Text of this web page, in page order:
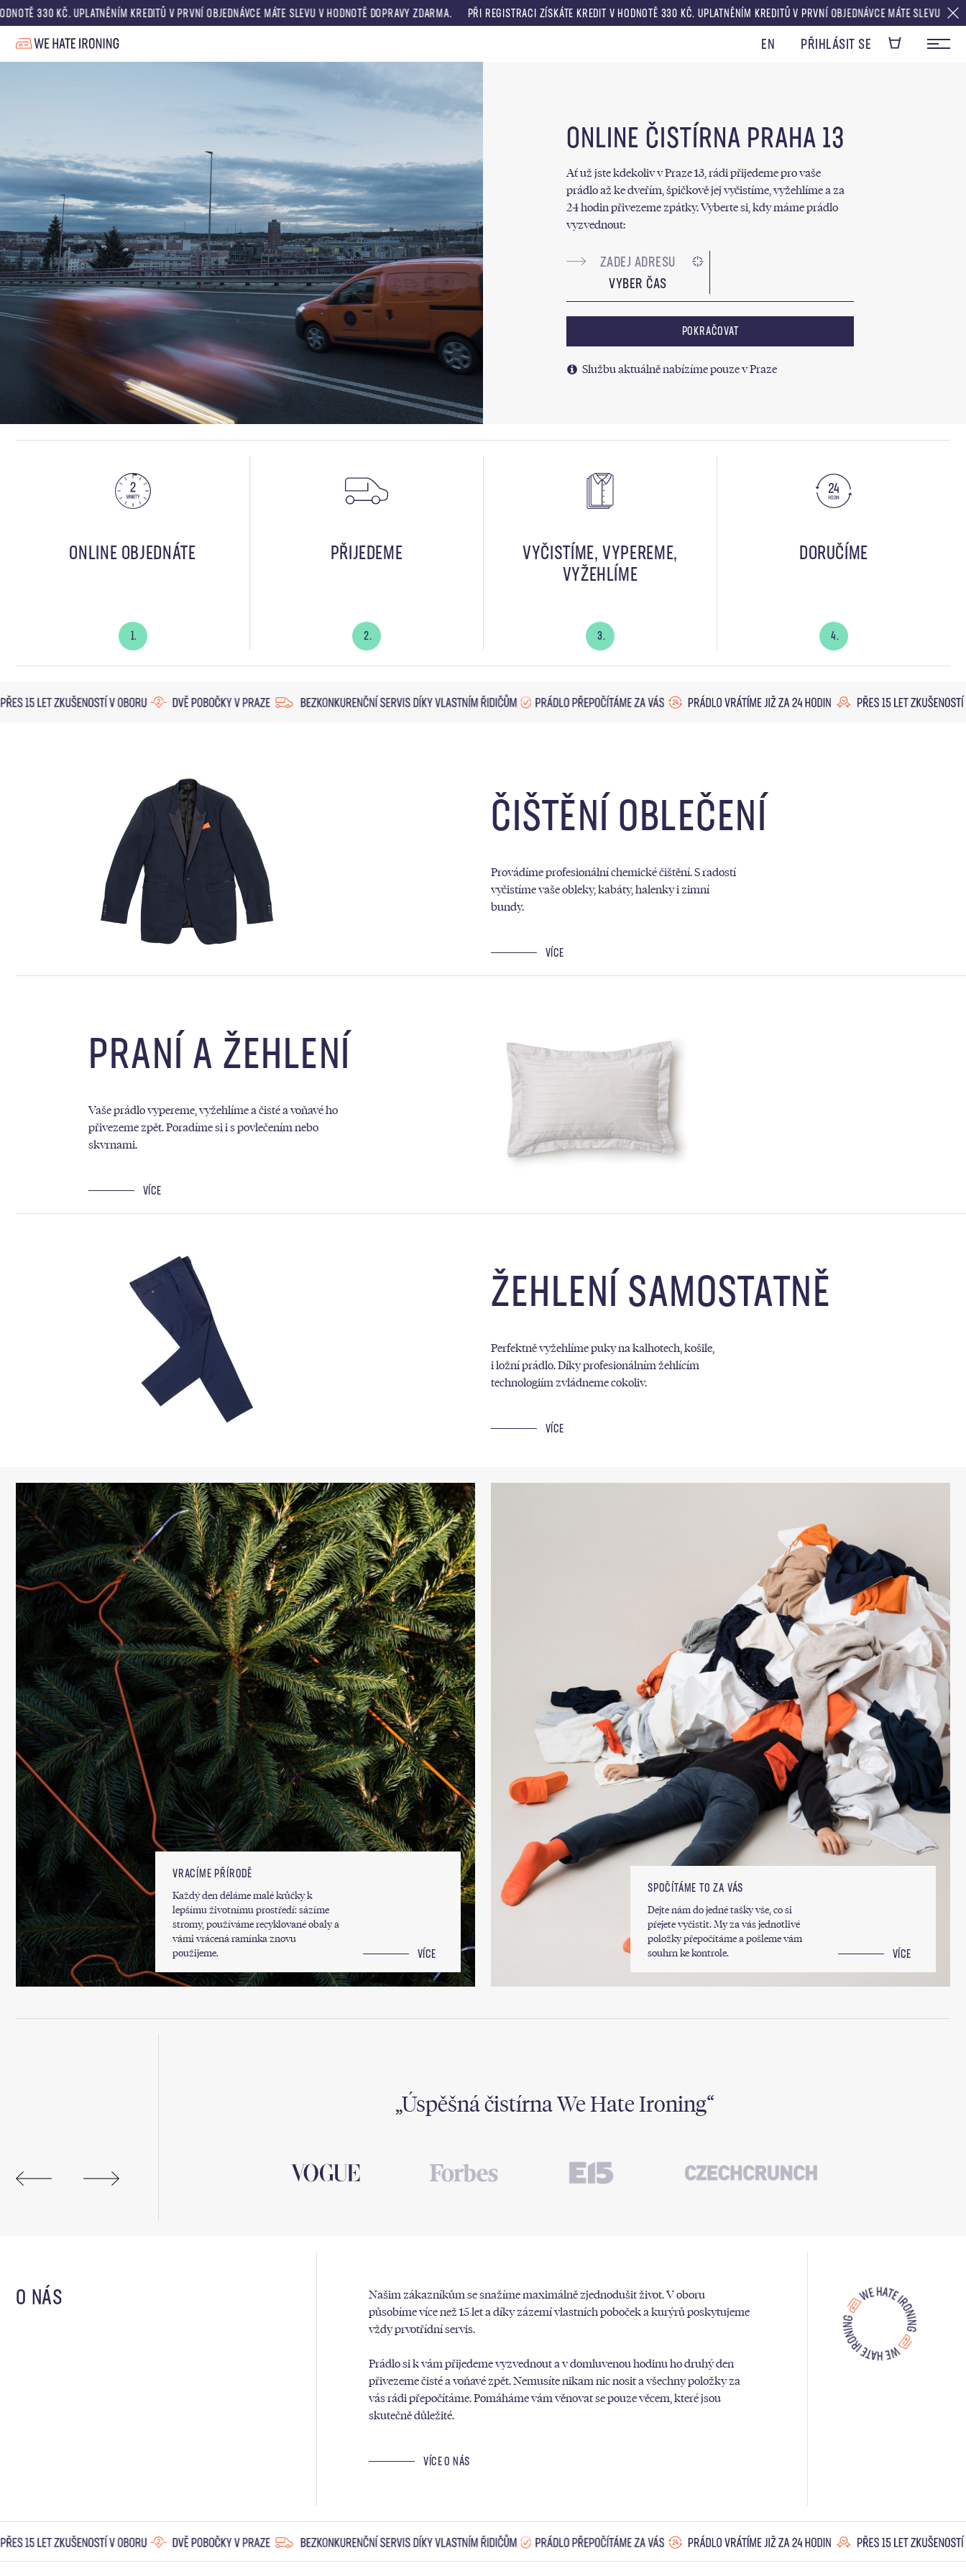
UPLATNĚNÍM KREDITŮ V PRVNÍ OBJEDNÁVCE MÁTE SLEVU V HODNOTĚ DOPRAVY ZDARMA. PŘI REGISTRACI ZÍSKÁTE KREDIT V HODNOTĚ 330 KČ. UPLATNĚNÍM KREDITŮ V PRVNÍ OBJEDNÁVCE MÁTE SLEVU V HODNOTĚ
EN PŘIHLÁSIT SE
ONLINE ČISTÍRNA PRAHA 13
Ať už jste kdekoliv v Praze 13, rádi přijedeme pro vaše
prádlo až ke dveřím, špičkově jej vyčistíme, vyžehlíme a za
24 hodin přivezeme zpátky. Vyberte si, kdy máme prádlo
vyzvednout:
VYBER ČAS
POKRAČOVAT
Službu aktuálně nabízíme pouze v Praze
ONLINE OBJEDNÁTE
1.
PŘIJEDEME
2.
VYČISTÍME, VYPEREME,
VYŽEHLÍME
3.
DORUČÍME
4.
ČIŠTĚNÍ OBLEČENÍ
Provádíme profesionální chemické čištění. S radostí
vyčistíme vaše obleky, kabáty, halenky i zimní
bundy.
VÍCE
PRANÍ A ŽEHLENÍ
Vaše prádlo vypereme, vyžehlíme a čisté a voňavé ho
přivezeme zpět. Poradíme si i s povlečením nebo
skvrnami.
VÍCE
ŽEHLENÍ SAMOSTATNĚ
Perfektně vyžehlíme puky na kalhotech, košile,
i ložní prádlo. Díky profesionálním žehlícím
technologiím zvládneme cokoliv.
VÍCE
VRACÍME PŘÍRODĚ
Každý den děláme malé krůčky k
lepšímu životnímu prostředí: sázíme
stromy, používáme recyklované obaly a
vámi vrácená ramínka znovu
použijeme.
VÍCE
SPOČÍTÁME TO ZA VÁS
Dejte nám do jedné tašky vše, co si
přejete vyčistit. My za vás jednotlivé
položky přepočítáme a pošleme vám
souhrn ke kontrole.
VÍCE
Úspěšná čistírna We Hate Ironing
O NÁS
Našim zákazníkům se snažíme maximálně zjednodušit život. V oboru
působíme více než 15 let a díky zázemí vlastních poboček a kurýrů poskytujeme
vždy prvotřídní servis.
Prádlo si k vám přijedeme vyzvednout a v domluvenou hodinu ho druhý den
přivezeme čisté a voňavé zpět. Nemusíte nikam nic nosit a všechny položky za
vás rádi přepočítáme. Pomáháme vám věnovat se pouze věcem, které jsou
skutečně důležité.
VÍCE O NÁS